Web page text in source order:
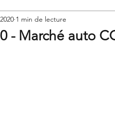
C4 Citroën C4 X
- Marché auto
1 min de lecture
sur 5.